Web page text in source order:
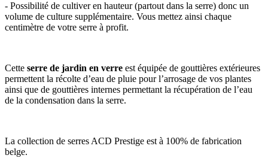
- Possibilité de cultiver en hauteur (partout dans la serre) donc un
volume de culture supplémentaire. Vous mettez ainsi chaque
centimètre de votre serre à profit.
Cette serre de jardin en verre est équipée de gouttières extérieures
permettent la récolte d’eau de pluie pour l’arrosage de vos plantes
ainsi que de gouttières internes permettant la récupération de l’eau
de la condensation dans la serre.
La collection de serres ACD Prestige est à 100% de fabrication
belge.